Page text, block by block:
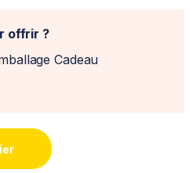
offrir ?
Cadeau